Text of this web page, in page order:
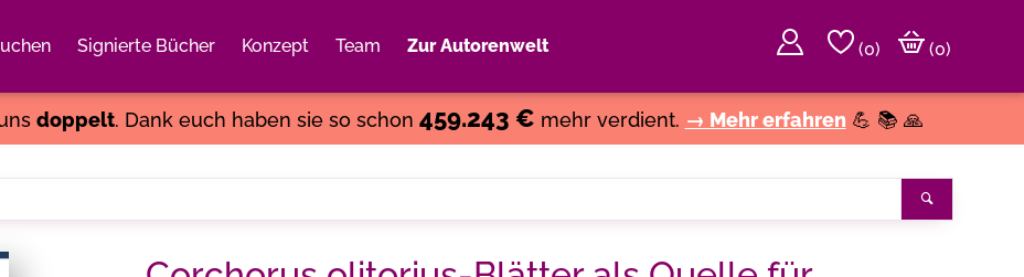
Signierte Bücher Konzept Team Zur Autorenwelt (0)
(0)
doppelt. Dank euch haben sie so schon 459.243 € mehr verdient. → Mehr erfahren 💪 📚 🙏